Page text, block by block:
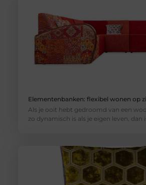
Elementenbanken: flexibel wonen op
Als je ooit hebt gedroomd van een
zo dynamisch is als je eigen leven, dan